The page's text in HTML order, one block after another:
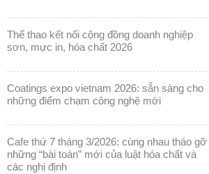
thể thao kết nối cộng đồng doanh nghiệp
sơn, mực in, hóa chất 2026
coatings expo vietnam 2026: sẵn sàng cho
những điểm chạm công nghệ mới
cafe thứ 7 tháng 3/2026: cùng nhau tháo gỡ
những “bài toán” mới của luật hóa chất và
các nghị định